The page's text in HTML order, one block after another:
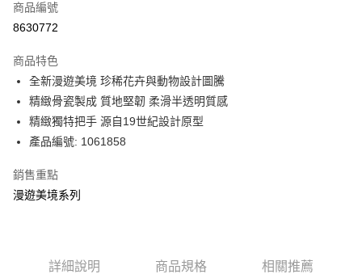
信用卡分期付款
合作金庫商業銀行
華南商業銀行
彰化商業銀行
上海商業儲蓄銀行
台北富邦商業銀行
國泰世華商業銀行
兆豐國際商業銀行
臺灣中小企業銀行
聯邦商業銀行
元大商業銀行
LINE Pay
Apple Pay
街口支付
運送方式
商品編號
8630772
商品特色
全新漫遊美境 珍稀花卉與動物設計圖騰
精緻骨瓷製成 質地堅韌 柔滑半透明質感
精緻獨特把手 源自19世紀設計原型
產品編號: 1061858
銷售重點
漫遊美境系列
詳細說明 商品規格 相關推薦